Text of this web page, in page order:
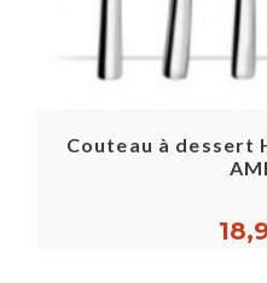
Couteau à dessert